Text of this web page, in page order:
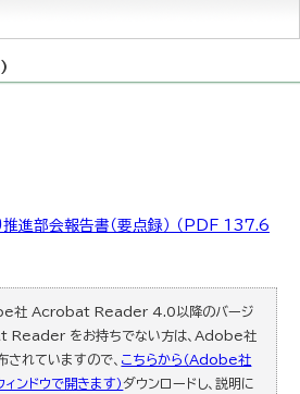
進部会報告書（要点録） （PDF 137.6
社 Acrobat Reader 4.0以降のバージ
Reader をお持ちでない方は、Adobe社
れていますので、 こちらから（Adobe社
ンドウで開きます）ダウンロードし、説明に